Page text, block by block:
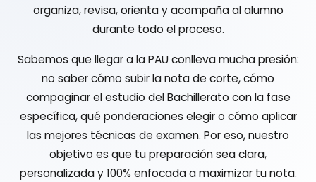
organiza, revisa, orienta y acompaña al alumno
durante todo el proceso.
Sabemos que llegar a la PAU conlleva mucha presión:
no saber cómo subir la nota de corte, cómo
compaginar el estudio del Bachillerato con la fase
específica, qué ponderaciones elegir o cómo aplicar
las mejores técnicas de examen. Por eso, nuestro
objetivo es que tu preparación sea clara,
personalizada y 100% enfocada a maximizar tu nota.